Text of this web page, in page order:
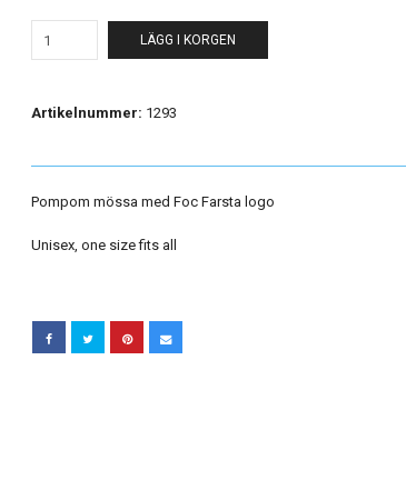
LÄGG I KORGEN
Artikelnummer: 1293
Pompom mössa med Foc Farsta logo
Unisex, one size fits all